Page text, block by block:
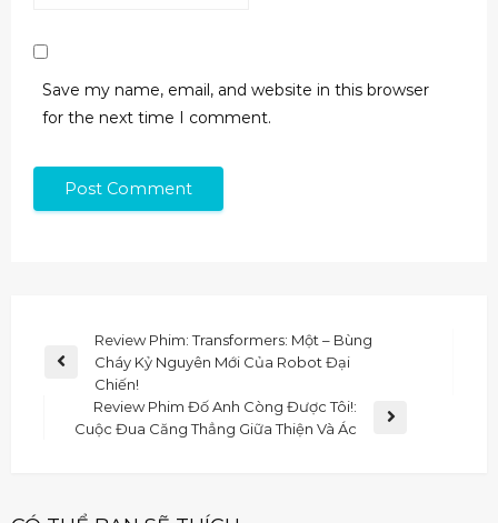
Save my name, email, and website in this browser
for the next time I comment.
Review Phim: Transformers: Một – Bùng
Cháy Kỷ Nguyên Mới Của Robot Đại
Chiến!
Review Phim Đố Anh Còng Được Tôi!:
Cuộc Đua Căng Thẳng Giữa Thiện Và Ác